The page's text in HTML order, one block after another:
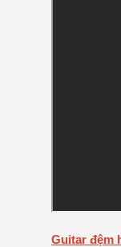
Guitar đệm